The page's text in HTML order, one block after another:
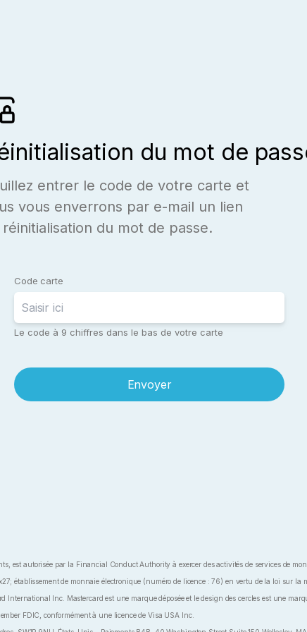
du mot de
entrer le code de votre carte et
vous enverrons par e-mail un lien
du mot de passe.
Code carte
Le code à 9 chiffres dans le bas de votre carte
Envoyer
autorisée par la Financial Conduct Authority à exercer des activités de services de
établissement de monnaie électronique (numéro de licence : 76) en vertu de la loi sur la
International Inc. Mastercard est une marque déposée et le design des cercles est une
FDIC, conformément à une licence de Visa USA Inc.